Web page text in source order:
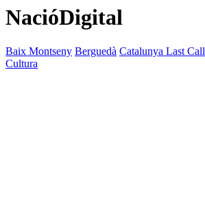
NacióDigital
Baix Montseny Berguedà Catalunya Last Call
Cultura